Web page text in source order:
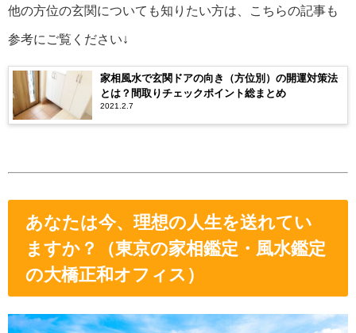
他の方位の玄関についても知りたい方は、こちらの記事も
参考にご覧ください↓
家相風水で玄関ドアの向き（方位別）の開運対策法
とは？間取りチェックポイント総まとめ
2021.2.7
あなたは今、理想の人生を送れてい
ますか？（東京の家相鑑定・風水鑑定
の大橋正和オフィス）